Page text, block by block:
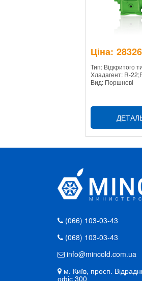
Ціна:
Тип: Відкритого
Хладагент: R-
Вид: Поршневі
(066) 103-03-43
(068) 103-03-43
info@mincold.com.ua
м. Київ, просп.
офіс 300